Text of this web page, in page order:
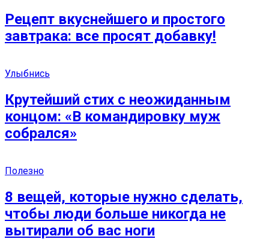
Рецепт вкуснейшего и простого
завтрака: все просят добавку!
Улыбнись
Крутейший стих с неожиданным
концом: «В командировку муж
собрался»
Полезно
8 вещей, которые нужно сделать,
чтобы люди больше никогда не
вытирали об вас ноги